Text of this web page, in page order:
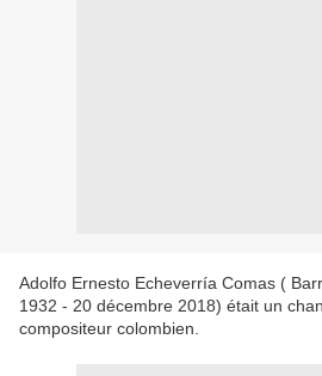
Adolfo Ernesto Echeverría Comas (
1932 - 20 décembre 2018) était un
compositeur colombien.